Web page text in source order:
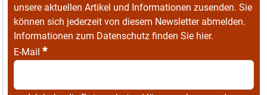
unsere aktuellen Artikel und Informationen zusenden. Sie
können sich jederzeit von diesem Newsletter abmelden.
Informationen zum Datenschutz finden Sie hier.
E-Mail *